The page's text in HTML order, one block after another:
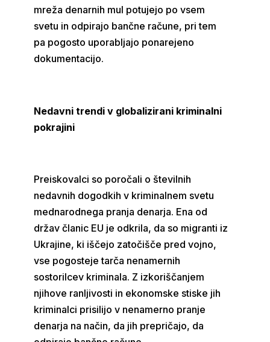
mreža denarnih mul potujejo po vsem
svetu in odpirajo bančne račune, pri tem
pa pogosto uporabljajo ponarejeno
dokumentacijo.
Nedavni trendi v globalizirani kriminalni
pokrajini
Preiskovalci so poročali o številnih
nedavnih dogodkih v kriminalnem svetu
mednarodnega pranja denarja. Ena od
držav članic EU je odkrila, da so migranti iz
Ukrajine, ki iščejo zatočišče pred vojno,
vse pogosteje tarča nenamernih
sostorilcev kriminala. Z izkoriščanjem
njihove ranljivosti in ekonomske stiske jih
kriminalci prisilijo v nenamerno pranje
denarja na način, da jih prepričajo, da